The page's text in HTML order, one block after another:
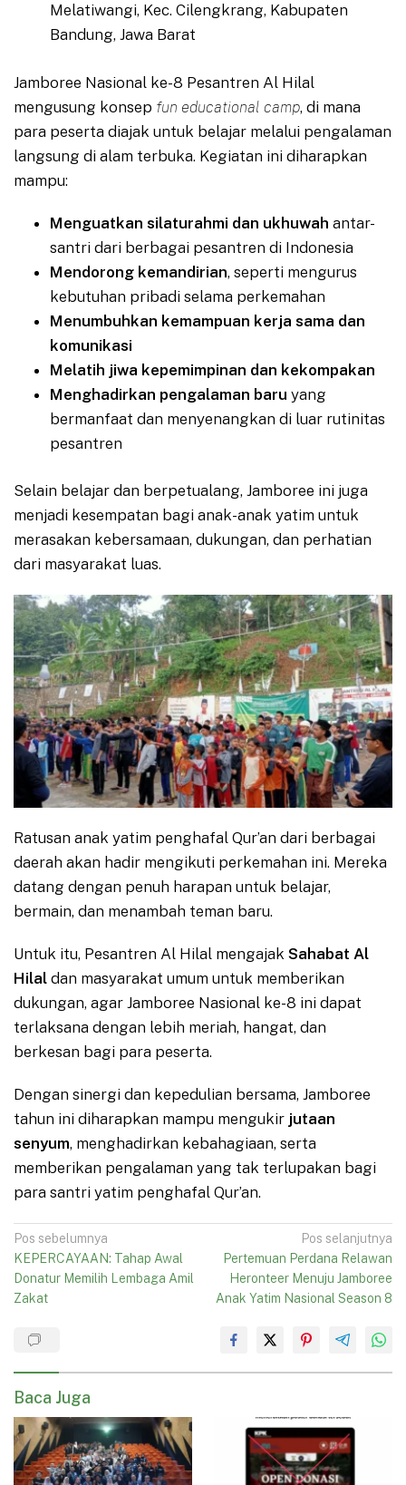
Melatiwangi, Kec. Cilengkrang, Kabupaten
Bandung, Jawa Barat
Jamboree Nasional ke-8 Pesantren Al Hilal
mengusung konsep fun educational camp, di mana
para peserta diajak untuk belajar melalui pengalaman
langsung di alam terbuka. Kegiatan ini diharapkan
mampu:
Menguatkan silaturahmi dan ukhuwah antar-
santri dari berbagai pesantren di Indonesia
Mendorong kemandirian, seperti mengurus
kebutuhan pribadi selama perkemahan
Menumbuhkan kemampuan kerja sama dan
komunikasi
Melatih jiwa kepemimpinan dan kekompakan
Menghadirkan pengalaman baru yang
bermanfaat dan menyenangkan di luar rutinitas
pesantren
Selain belajar dan berpetualang, Jamboree ini juga
menjadi kesempatan bagi anak-anak yatim untuk
merasakan kebersamaan, dukungan, dan perhatian
dari masyarakat luas.
Ratusan anak yatim penghafal Qur’an dari berbagai
daerah akan hadir mengikuti perkemahan ini. Mereka
datang dengan penuh harapan untuk belajar,
bermain, dan menambah teman baru.
Untuk itu, Pesantren Al Hilal mengajak Sahabat Al
Hilal dan masyarakat umum untuk memberikan
dukungan, agar Jamboree Nasional ke-8 ini dapat
terlaksana dengan lebih meriah, hangat, dan
berkesan bagi para peserta.
Dengan sinergi dan kepedulian bersama, Jamboree
tahun ini diharapkan mampu mengukir jutaan
senyum, menghadirkan kebahagiaan, serta
memberikan pengalaman yang tak terlupakan bagi
para santri yatim penghafal Qur’an.
Navigasi
pos
Pos sebelumnya
KEPERCAYAAN: Tahap Awal
Donatur Memilih Lembaga Amil
Zakat
Pos selanjutnya
Pertemuan Perdana Relawan
Heronteer Menuju Jamboree
Anak Yatim Nasional Season 8
Baca Juga